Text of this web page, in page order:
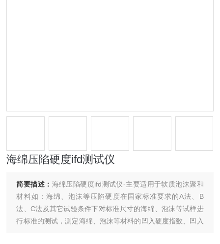
海绵压陷硬度ifd测试仪
简要描述： 海绵压陷硬度ifd测试仪-主要适用于软质泡沫聚和
材料如：海绵、泡沫等压陷硬度在国家标准要求的A法、B
法、C法及其它试验条件下对标准尺寸的海绵、泡沫等试样进
行标准的测试，测定海绵、泡沫等材料的凹入硬度指数、凹入